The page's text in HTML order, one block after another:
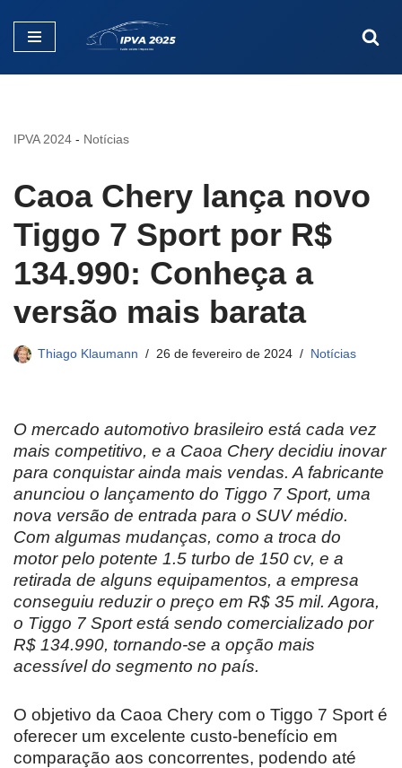
Pular
IPVA 2024 - Notícias
Caoa Chery lança novo
Tiggo 7 Sport por R$
134.990: Conheça a
versão mais barata
Thiago Klaumann 26 de fevereiro de 2024 Notícias
O mercado automotivo brasileiro está cada vez
mais competitivo, e a Caoa Chery decidiu inovar
para conquistar ainda mais vendas. A fabricante
anunciou o lançamento do Tiggo 7 Sport, uma
nova versão de entrada para o SUV médio.
Com algumas mudanças, como a troca do
motor pelo potente 1.5 turbo de 150 cv, e a
retirada de alguns equipamentos, a empresa
conseguiu reduzir o preço em R$ 35 mil. Agora,
o Tiggo 7 Sport está sendo comercializado por
R$ 134.990, tornando-se a opção mais
acessível do segmento no país.
O objetivo da Caoa Chery com o Tiggo 7 Sport é
oferecer um excelente custo-benefício em
comparação aos concorrentes, podendo até